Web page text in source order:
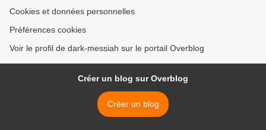
Cookies et données personnelles
Préférences cookies
Voir le profil de dark-messiah sur le portail Overblog
Créer un blog sur Overblog
Créer un blog